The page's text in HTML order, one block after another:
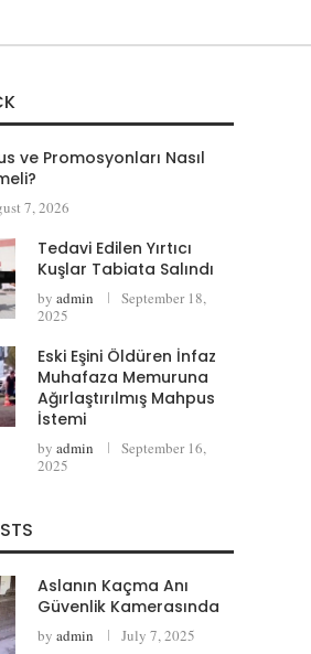
ve Promosyonları Nasıl
7, 2026
Tedavi Edilen Yırtıcı
Kuşlar Tabiata Salındı
by admin
September 18,
2025
Eski Eşini Öldüren İnfaz
Muhafaza Memuruna
Ağırlaştırılmış Mahpus
İstemi
by admin
September 16,
2025
Aslanın Kaçma Anı
Güvenlik Kamerasında
by admin July 7, 2025